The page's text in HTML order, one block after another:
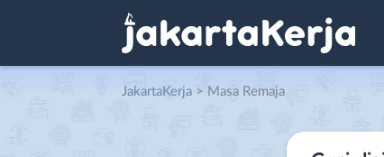
JakartaKerja > Masa Remaja